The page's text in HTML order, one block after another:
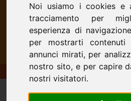
Noi usiamo i cookies e
tracciamento per
esperienza di
per mostrarti contenuti
annunci mirati, per
nostro sito, e per capire
nostri visitatori.
ORATORIO DON BOSCO -